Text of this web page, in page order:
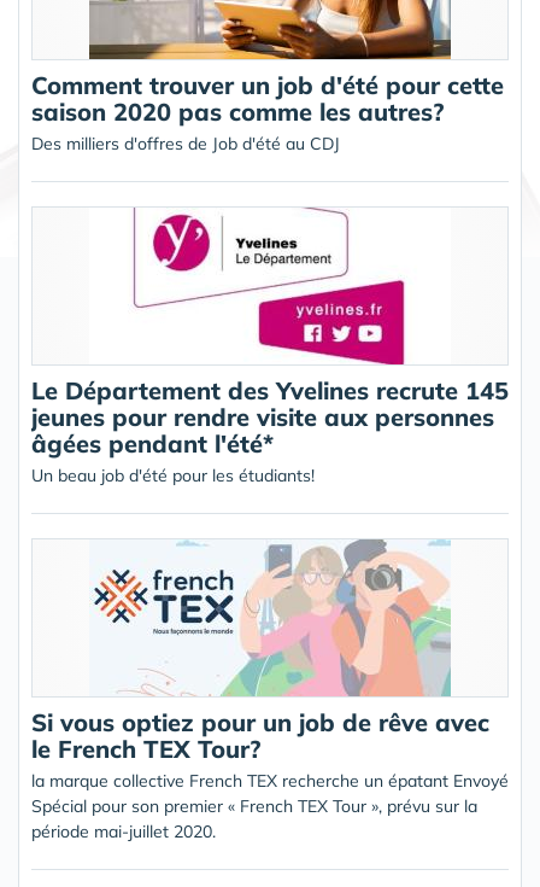
Comment trouver un job d'été pour cette
saison 2020 pas comme les autres?
Des milliers d'offres de Job d'été au CDJ
Le Département des Yvelines recrute 145
jeunes pour rendre visite aux personnes
âgées pendant l'été*
Un beau job d'été pour les étudiants!
Si vous optiez pour un job de rêve avec
le French TEX Tour?
la marque collective French TEX recherche un épatant Envoyé
Spécial pour son premier « French TEX Tour », prévu sur la
période mai-juillet 2020.